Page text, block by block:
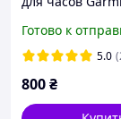
тактический
Готово к
5.0
800₴